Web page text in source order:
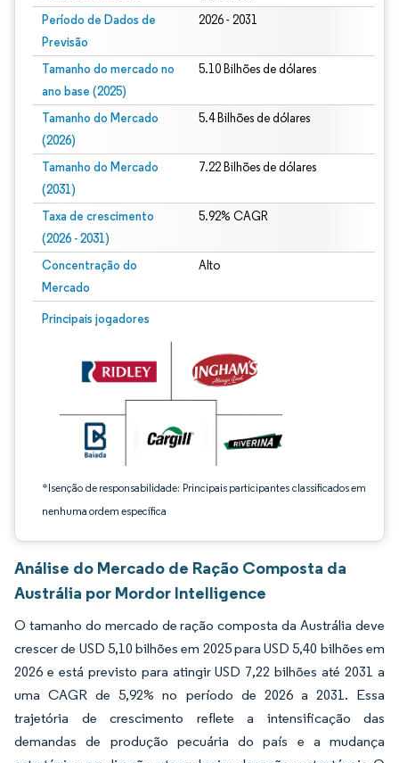
Período de Dados de
Previsão
2026 - 2031
Tamanho do mercado no
ano base (2025)
5.10 Bilhões de dólares
Tamanho do Mercado
(2026)
5.4 Bilhões de dólares
Tamanho do Mercado
(2031)
7.22 Bilhões de dólares
Taxa de crescimento
(2026 - 2031)
5.92% CAGR
Concentração do
Mercado
Alto
Principais jogadores
*Isenção de responsabilidade: Principais participantes classificados em
nenhuma ordem específica
Imagem © Mordor Intelligence. O reuso requer atribuição conforme CC BY 4.0.
Análise do Mercado de Ração Composta da
Austrália por Mordor Intelligence
O tamanho do mercado de ração composta da Austrália deve
crescer de USD 5,10 bilhões em 2025 para USD 5,40 bilhões em
2026 e está previsto para atingir USD 7,22 bilhões até 2031 a
uma CAGR de 5,92% no período de 2026 a 2031. Essa
trajetória de crescimento reflete a intensificação das
demandas de produção pecuária do país e a mudança